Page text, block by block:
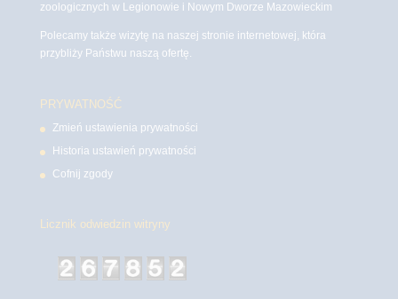
zoologicznych w Legionowie i Nowym Dworze Mazowieckim
Polecamy także wizytę na naszej stronie internetowej, która
przybliży Państwu naszą ofertę.
PRYWATNOŚĆ
Zmień ustawienia prywatności
Historia ustawień prywatności
Cofnij zgody
Licznik odwiedzin witryny